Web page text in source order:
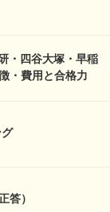
・四谷大塚・早稲
・費用と合格力
答）